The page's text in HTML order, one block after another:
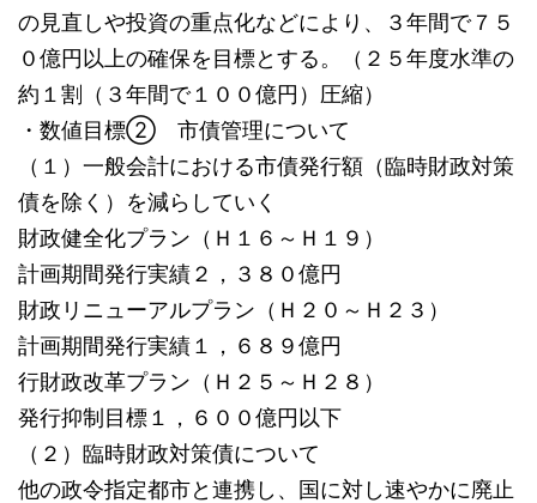
の見直しや投資の重点化などにより、３年間で７５
０億円以上の確保を目標とする。（２５年度水準の
約１割（３年間で１００億円）圧縮）
・数値目標② 市債管理について
（１）一般会計における市債発行額（臨時財政対策
債を除く）を減らしていく
財政健全化プラン（Ｈ１６～Ｈ１９）
計画期間発行実績２，３８０億円
財政リニューアルプラン（Ｈ２０～Ｈ２３）
計画期間発行実績１，６８９億円
行財政改革プラン（Ｈ２５～Ｈ２８）
発行抑制目標１，６００億円以下
（２）臨時財政対策債について
他の政令指定都市と連携し、国に対し速やかに廃止